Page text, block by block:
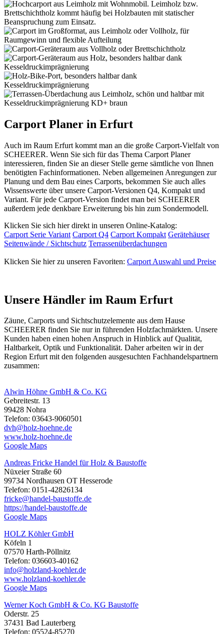
Carport Planer in Erfurt
Auch im Raum Erfurt kommt man an die große Carport-Vielfalt von
SCHEERER. Wenn Sie sich für das Thema Carport Planer
interessieren, finden Sie an dieser Stelle gerne sämtliche von Ihnen
benötigten Fachinformationen. Neben allgemeinen Anregungen zur
Planung und dem Bau eines Carports, bekommen Sie auch alles
Wissenswerte über unsere Carport-Versionen Q4, Kompakt und
Variant. Für jede Carport-Version findet man bei SCHEERER
außerdem jede denkbare Erweiterung bis hin zum Sondermodell.
Klicken Sie sich hier direkt in unseren Online-Katalog:
Carport Serie Variant Carport Q4 Carport Kompakt Gerätehäuser
Seitenwände / Sichtschutz Terrassenüberdachungen
Klicken Sie hier zu unseren Favoriten: Carport Auswahl und Preise
Unsere Händler im Raum Erfurt
Zäune, Carports und Sichtschutzelemente aus dem Hause
SCHEERER finden Sie nur in führenden Holzfachmärkten. Unsere
Kunden haben einen hohen Anspruch in Hinblick auf Qualität,
Haltbarkeit, Optik und Funktionalität. Daher arbeiten wir in der
Region Erfurt mit den folgenden ausgesuchten Fachhandelspartnern
zusammen:
Alwin Höhne GmbH & Co. KG
Gebreitestr. 13
99428 Nohra
Telefon: 03643-9060501
dvh@holz-hoehne.de
www.holz-hoehne.de
Google Maps
Andreas Fricke Handel für Holz & Baustoffe
Nüxeier Straße 60
99734 Nordhausen OT Hesserode
Telefon: 0151-42826134
fricke@handel-baustoffe.de
https://handel-baustoffe.de
Google Maps
HOLZ Köhler GmbH
Köfeln 1
07570 Harth-Pöllnitz
Telefon: 036603-40162
info@holzland-koehler.de
www.holzland-koehler.de
Google Maps
Werner Koch GmbH & Co. KG Baustoffe
Oderstr. 25
37431 Bad Lauterberg
Telefon: 05524-85270